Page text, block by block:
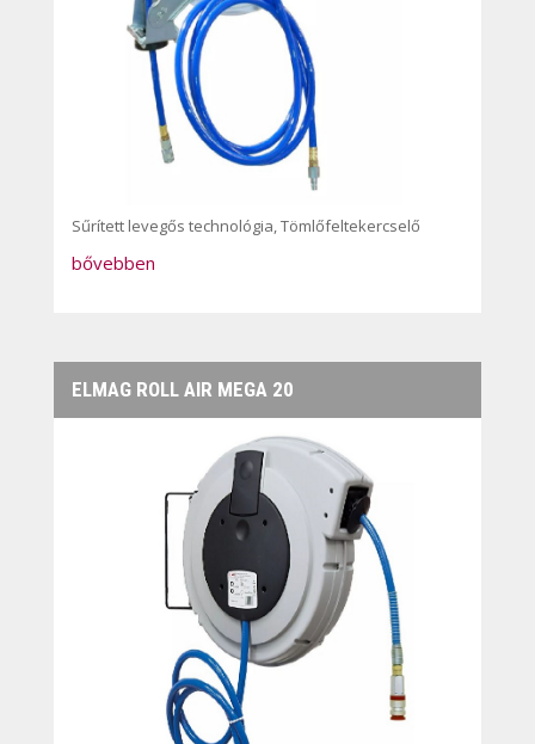
Sűrített levegős technológia,Tömlőfeltekercselő
bővebben
ELMAG ROLL AIR MEGA 20